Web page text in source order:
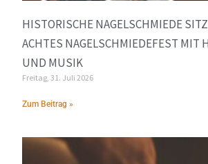
HISTORISCHE NAGELSCHMIEDE
ACHTES NAGELSCHMIEDEFEST MIT
UND MUSIK
Freitag, 31. Juli 2026
Zum Beitrag »